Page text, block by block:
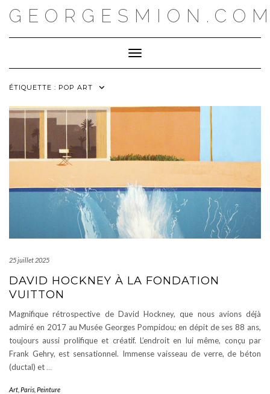
Toggle Navigation
ÉTIQUETTE : POP ART
25 juillet 2025
DAVID HOCKNEY À LA FONDATION
VUITTON
Magnifique rétrospective de David Hockney, que nous avions déjà
admiré en 2017 au Musée Georges Pompidou; en dépit de ses 88 ans,
toujours aussi prolifique et créatif. L’endroit en lui même, conçu par
Frank Gehry, est sensationnel. Immense vaisseau de verre, de béton
(ductal) et …
Art Paris Peinture